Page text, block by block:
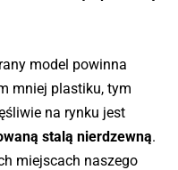
model powinna
mniej plastiku, tym
na rynku jest
stalą nierdzewną.
miejscach naszego